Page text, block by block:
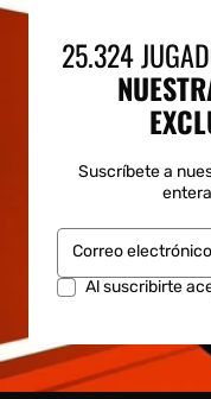
25.324
Suscríbete a
Correo electrónico
Al suscribirte